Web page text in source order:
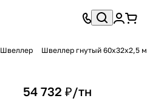
Швеллер Швеллер гнутый 60х32х2,5
54 732 ₽/тн